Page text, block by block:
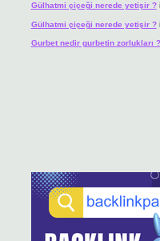
Gülhatmi çiçeği nerede yetişir ?
Gülhatmi çiçeği nerede yetişir ?
Gurbet nedir gurbetin zorlukları ?